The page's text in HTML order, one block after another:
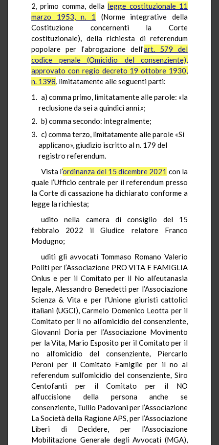
2, primo comma, della legge costituzionale 11
marzo 1953, n. 1
(Norme integrative della
Costituzione concernenti la Corte
costituzionale), della richiesta di referendum
popolare per l’abrogazione dell’art. 579 del
codice penale (Omicidio del consenziente),
approvato con regio decreto 19 ottobre 1930,
n. 1398, limitatamente alle seguenti parti:
a) comma primo, limitatamente alle parole: «la
reclusione da sei a quindici anni.»;
b) comma secondo: integralmente;
c) comma terzo, limitatamente alle parole «Si
applicano», giudizio iscritto al n. 179 del
registro referendum.
Vista l’ordinanza del 15 dicembre 2021 con la
quale l’Ufficio centrale per il referendum presso
la Corte di cassazione ha dichiarato conforme a
legge la richiesta;
udito nella camera di consiglio del 15
febbraio 2022 il Giudice relatore Franco
Modugno;
uditi gli avvocati Tommaso Romano Valerio
Politi per l’Associazione PRO VITA E FAMIGLIA
Onlus e per il Comitato per il No all’eutanasia
legale, Alessandro Benedetti per l’Associazione
Scienza & Vita e per l’Unione giuristi cattolici
italiani (UGCI), Carmelo Domenico Leotta per il
Comitato per il no all’omicidio del consenziente,
Giovanni Doria per l’Associazione Movimento
per la Vita, Mario Esposito per il Comitato per il
no all’omicidio del consenziente, Piercarlo
Peroni per il Comitato Famiglie per il no al
referendum sull’omicidio del consenziente, Siro
Centofanti per il Comitato per il NO
all’uccisione della persona anche se
consenziente, Tullio Padovani per l’Associazione
La Società della Ragione APS, per l’Associazione
Liberi di Decidere, per l’Associazione
Mobilitazione Generale degli Avvocati (MGA),